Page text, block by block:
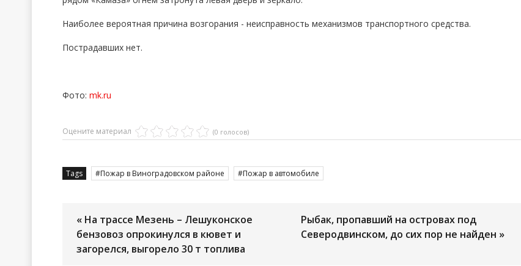
Наиболее вероятная причина возгорания - неисправность механизмов транспортного средства.
Пострадавших нет.
Фото: mk.ru
Оцените материал (0 голосов)
Tags Пожар в Виноградовском районе Пожар в автомобиле
« На трассе Мезень – Лешуконское
бензовоз опрокинулся в кювет и
загорелся, выгорело 30 т топлива
Рыбак, пропавший на островах под
Северодвинском, до сих пор не найден »